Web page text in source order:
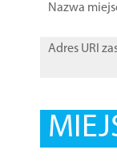
Nazwa
Adres URI